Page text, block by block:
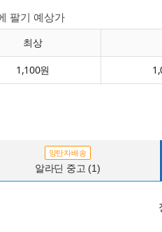
팔기 예상가
최상
1,100원
양탄자배송
알라딘 중고 (1)